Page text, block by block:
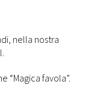
nella nostra
“Magica favola”.